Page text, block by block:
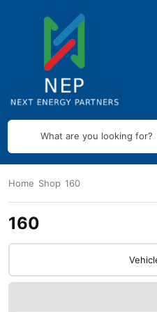
What are you looking for?
Home Shop 160
160